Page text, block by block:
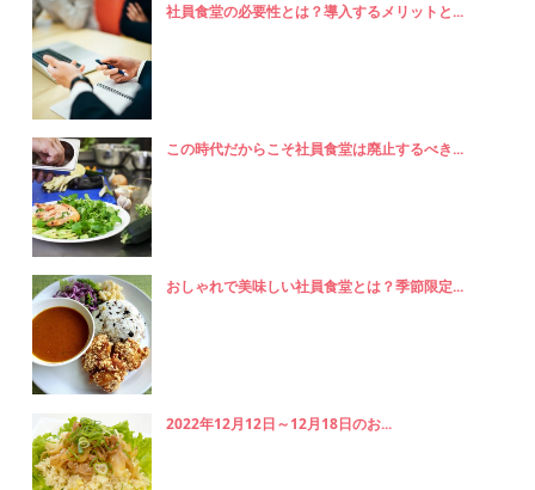
社員食堂の必要性とは？導入するメリットと...
この時代だからこそ社員食堂は廃止するべき...
おしゃれで美味しい社員食堂とは？季節限定...
2022年12月12日～12月18日のお...